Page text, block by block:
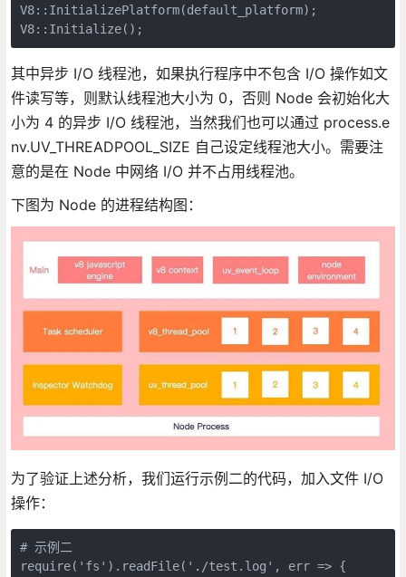
V8::InitializePlatform(default_platform);
其中异步 I/O 线程池，如果执行程序中不包含 I/O 操作如文
件读写等，则默认线程池大小为 0，否则 Node 会初始化大
小为 4 的异步 I/O 线程池，当然我们也可以通过 process.e
nv.UV_THREADPOOL_SIZE 自己设定线程池大小。需要注
意的是在 Node 中网络 I/O 并不占用线程池。
下图为 Node 的进程结构图：
为了验证上述分析，我们运行示例二的代码，加入文件 I/O
操作：
# 示例二
require('fs').readFile('./test.log', err => {